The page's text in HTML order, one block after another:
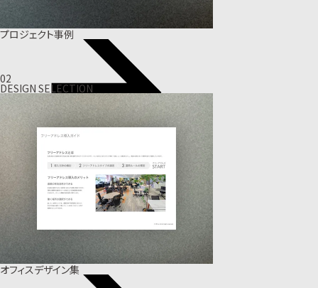
プロジェクト事例
02
DESIGN SELECTION
オフィスデザイン集